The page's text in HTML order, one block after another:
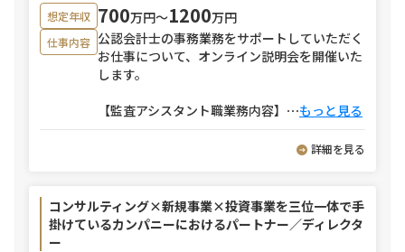
想定年収 700万円〜1200万円
仕事内容 公認会計士の事務業務をサポートしていただく
お仕事について、オンライン説明会を開催いた
します。
【監査アシスタント職業務内容】 ⋯もっと見る
詳細を見る
コンサルティング×新規事業×投資事業を三位一体で手
掛けているカンパニーにおけるパートナー／ディレクタ
ー